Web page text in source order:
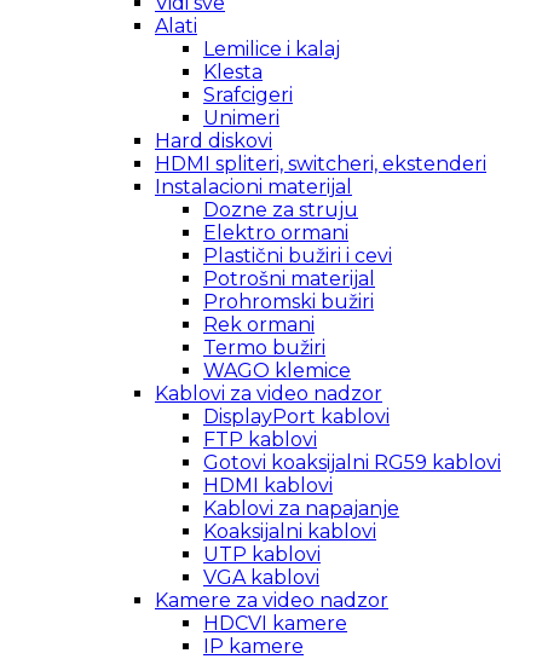
Alati
Lemilice i kalaj
Klesta
Srafcigeri
Unimeri
Hard diskovi
HDMI spliteri, switcheri, ekstenderi
Instalacioni materijal
Dozne za struju
Elektro ormani
Plastični bužiri i cevi
Potrošni materijal
Prohromski bužiri
Rek ormani
Termo bužiri
WAGO klemice
Kablovi za video nadzor
DisplayPort kablovi
FTP kablovi
Gotovi koaksijalni RG59 kablovi
HDMI kablovi
Kablovi za napajanje
Koaksijalni kablovi
UTP kablovi
VGA kablovi
Kamere za video nadzor
HDCVI kamere
IP kamere